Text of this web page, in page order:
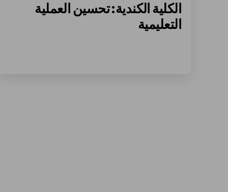
الكلية الكندية: تحسين العملية
التعليمية